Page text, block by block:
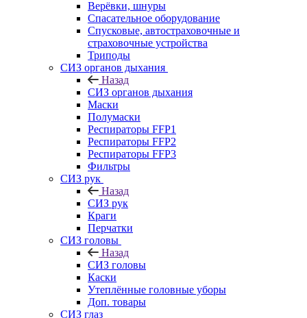
Верёвки, шнуры
Спасательное оборудование
Спусковые, автостраховочные и
страховочные устройства
Триподы
СИЗ органов дыхания
Назад
СИЗ органов дыхания
Маски
Полумаски
Респираторы FFP1
Респираторы FFP2
Респираторы FFP3
Фильтры
СИЗ рук
Назад
СИЗ рук
Краги
Перчатки
СИЗ головы
Назад
СИЗ головы
Каски
Утеплённые головные уборы
Доп. товары
СИЗ глаз